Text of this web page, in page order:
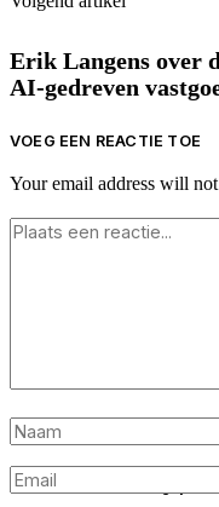
Erik Langens over
AI-gedreven
VOEG EEN REACTIE TOE
Your email address will